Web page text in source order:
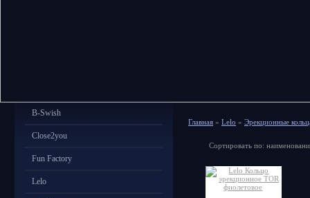
B-Swish
Close2you
Fun Factory
Lelo
Главная » Lelo » Эрекционные
Сортировать по: